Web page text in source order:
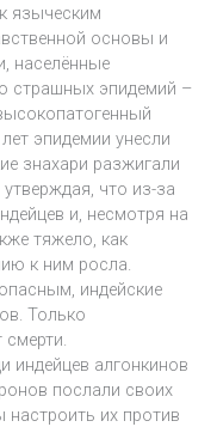
языческим
основы и
населённые
страшных эпидемий –
эпидемии унесли
знахари разжигали
что из-за
и, несмотря на
тяжело, как
к ним росла.
индейские
Только
индейцев алгонкинов
послали своих
настроить их против